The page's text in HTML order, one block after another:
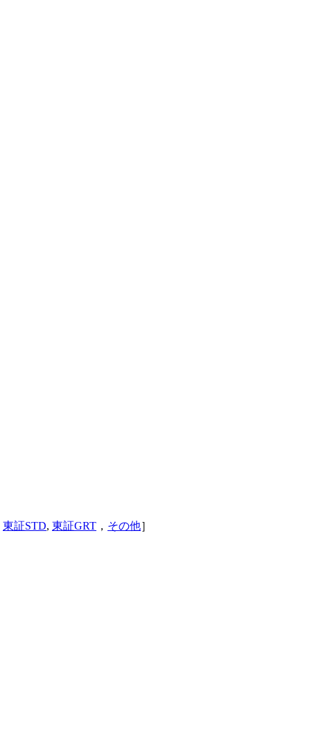
東証STD, 東証GRT ， その他］